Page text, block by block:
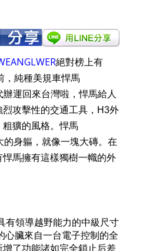
絕對榜上有
，純種美規車悍馬
辦運回來台灣啦，悍馬給人
攻擊性的交通工具， H3外
獷的風格。悍馬
的身軀，就像一塊大磚。在
馬擁有這樣獨樹一幟的外
有領導越野能力的中級尺寸
心臟來自一台電子控制的全
了功能諸如完全鎖止后差